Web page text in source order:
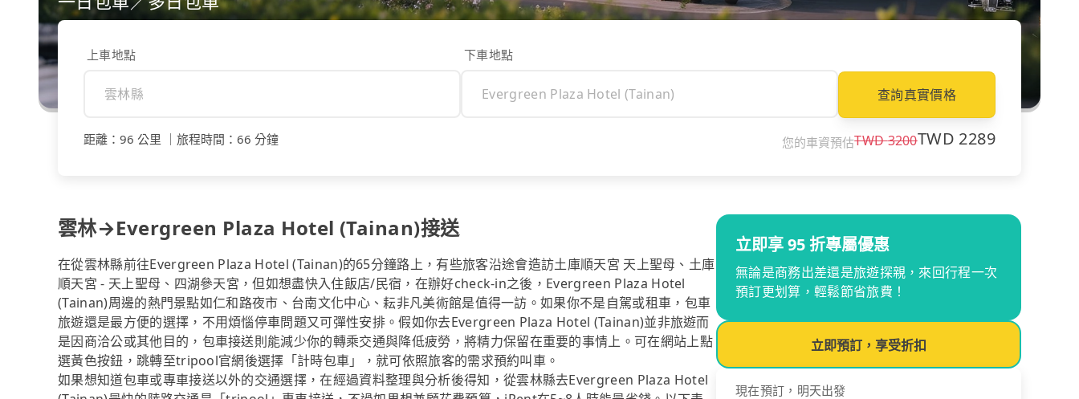
上車地點 下車地點
查詢真實價格
距離 ： 96 公里 旅程時間 ： 66 分鐘 您的車資預估TWD3200TWD 2289
雲林→Evergreen Plaza Hotel (Tainan)接送
在從雲林縣前往Evergreen Plaza Hotel (Tainan)的65分鐘路上，有些旅客沿途會造訪土庫順天宮 天上聖母、土庫
順天宮 - 天上聖母、四湖參天宮，但如想盡快入住飯店/民宿，在辦好check-in之後，Evergreen Plaza Hotel
(Tainan)周邊的熱門景點如仁和路夜市、台南文化中心、耘非凡美術館是值得一訪。如果你不是自駕或租車，包車
旅遊還是最方便的選擇，不用煩惱停車問題又可彈性安排。假如你去Evergreen Plaza Hotel (Tainan)並非旅遊而
是因商洽公或其他目的，包車接送則能減少你的轉乘交通與降低疲勞，將精力保留在重要的事情上。可在網站上點
選黃色按鈕，跳轉至tripool官網後選擇「計時包車」，就可依照旅客的需求預約叫車。
如果想知道包車或專車接送以外的交通選擇，在經過資料整理與分析後得知，從雲林縣去Evergreen Plaza Hotel
立即享 95 折專屬優惠
無論是商務出差還是旅遊探親，來回行程一次
預訂更划算，輕鬆節省旅費！
立即預訂，享受折扣
現在預訂，明天出發